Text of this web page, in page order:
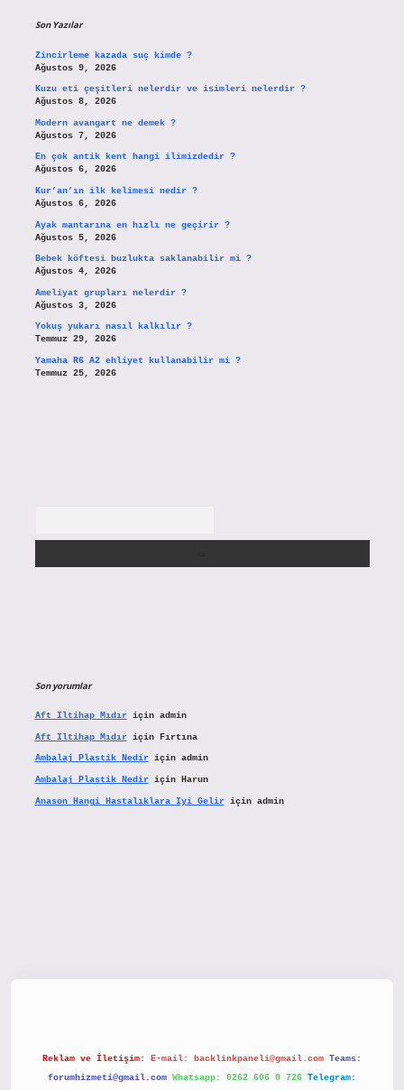
Son Yazılar
Zincirleme kazada suç kimde ?
Ağustos 9, 2026
Kuzu eti çeşitleri nelerdir ve isimleri nelerdir ?
Ağustos 8, 2026
Modern avangart ne demek ?
Ağustos 7, 2026
En çok antik kent hangi ilimizdedir ?
Ağustos 6, 2026
Kur’an’ın ilk kelimesi nedir ?
Ağustos 6, 2026
Ayak mantarına en hızlı ne geçirir ?
Ağustos 5, 2026
Bebek köftesi buzlukta saklanabilir mi ?
Ağustos 4, 2026
Ameliyat grupları nelerdir ?
Ağustos 3, 2026
Yokuş yukarı nasıl kalkılır ?
Temmuz 29, 2026
Yamaha R6 A2 ehliyet kullanabilir mi ?
Temmuz 25, 2026
Son yorumlar
Aft Iltihap Mıdıriçin admin
Aft Iltihap Mıdıriçin Fırtına
Ambalaj Plastik Nediriçin admin
Ambalaj Plastik Nediriçin Harun
Anason Hangi Hastalıklara Iyi Geliriçin admin
Reklam ve İletişim: E-mail: backlinkpaneli@gmail.com Teams:
forumhizmeti@gmail.com Whatsapp: 0262 606 0 726 Telegram: